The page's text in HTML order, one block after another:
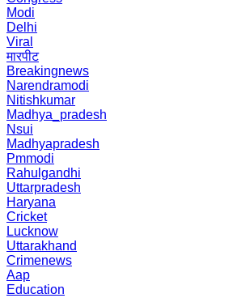
Modi
Delhi
Viral
मारपीट
Breakingnews
Narendramodi
Nitishkumar
Madhya_pradesh
Nsui
Madhyapradesh
Pmmodi
Rahulgandhi
Uttarpradesh
Haryana
Cricket
Lucknow
Uttarakhand
Crimenews
Aap
Education